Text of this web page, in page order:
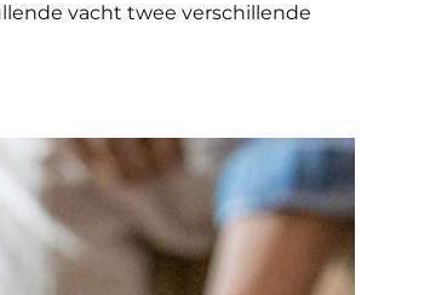
vacht twee verschillende